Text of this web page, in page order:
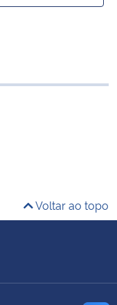
Voltar ao topo